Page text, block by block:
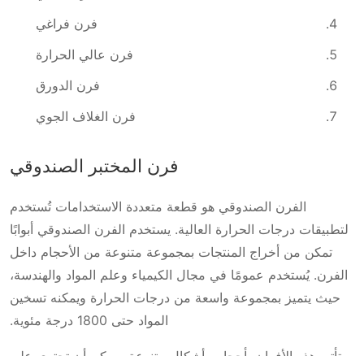
فرن فراغي
فرن عالي الحرارة
فرن الدورق
فرن الغلاف الجوي
فرن المختبر الصندوقي
الفرن الصندوقي هو قطعة متعددة الاستخدامات تُستخدم
لتطبيقات درجات الحرارة العالية. يستخدم الفرن الصندوقي أبوابًا
تمكن من أخراج المنتجات بمجموعة متنوعة من الأحجام داخل
الفرن. يُستخدم عمومًا في مجال الكيمياء وعلم المواد والهندسة،
حيث يتميز بمجموعة واسعة من درجات الحرارة ويمكنه تسخين
المواد حتى 1800 درجة مئوية.